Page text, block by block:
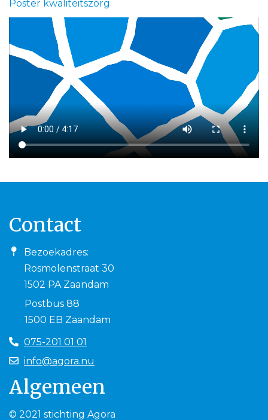
Poster kwaliteitszorg
Contact
Bezoekadres:
Rosmolenstraat 30
1502 PA Zaandam
Postbus 88
1500 EB Zaandam
075-201 01 01
info@agora.nu
Algemeen
© 2021 stichting Agora